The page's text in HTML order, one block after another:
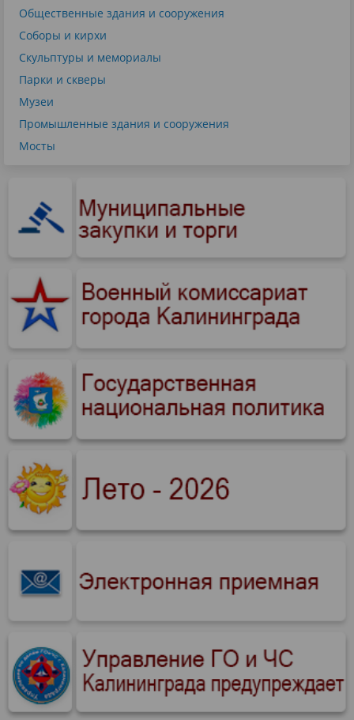
Общественные здания и сооружения
Соборы и кирхи
Скульптуры и мемориалы
Парки и скверы
Музеи
Промышленные здания и сооружения
Мосты